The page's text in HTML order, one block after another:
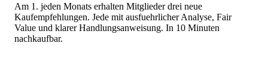
Am 1. jeden Monats erhalten Mitglieder drei neue
Kaufempfehlungen. Jede mit ausfuehrlicher Analyse, Fair
Value und klarer Handlungsanweisung. In 10 Minuten
nachkaufbar.